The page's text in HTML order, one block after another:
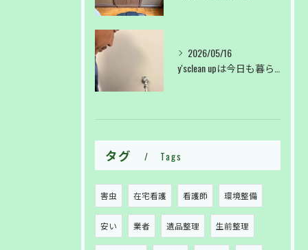
2026/05/16
タグ Tags
害虫 在宅看護 看護師 環境整備
安い 業者 遺品整理 生前整理